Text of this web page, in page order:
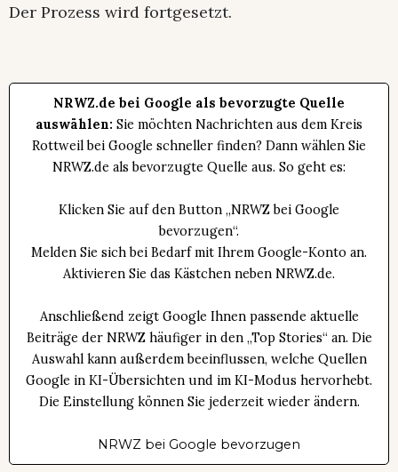
Der Prozess wird fortgesetzt.
NRWZ.de bei Google als bevorzugte Quelle
auswählen: Sie möchten Nachrichten aus dem Kreis
Rottweil bei Google schneller finden? Dann wählen Sie
NRWZ.de als bevorzugte Quelle aus. So geht es:
Klicken Sie auf den Button „NRWZ bei Google
bevorzugen“.
Melden Sie sich bei Bedarf mit Ihrem Google-Konto an.
Aktivieren Sie das Kästchen neben NRWZ.de.
Anschließend zeigt Google Ihnen passende aktuelle
Beiträge der NRWZ häufiger in den „Top Stories“ an. Die
Auswahl kann außerdem beeinflussen, welche Quellen
Google in KI-Übersichten und im KI-Modus hervorhebt.
Die Einstellung können Sie jederzeit wieder ändern.
NRWZ bei Google bevorzugen